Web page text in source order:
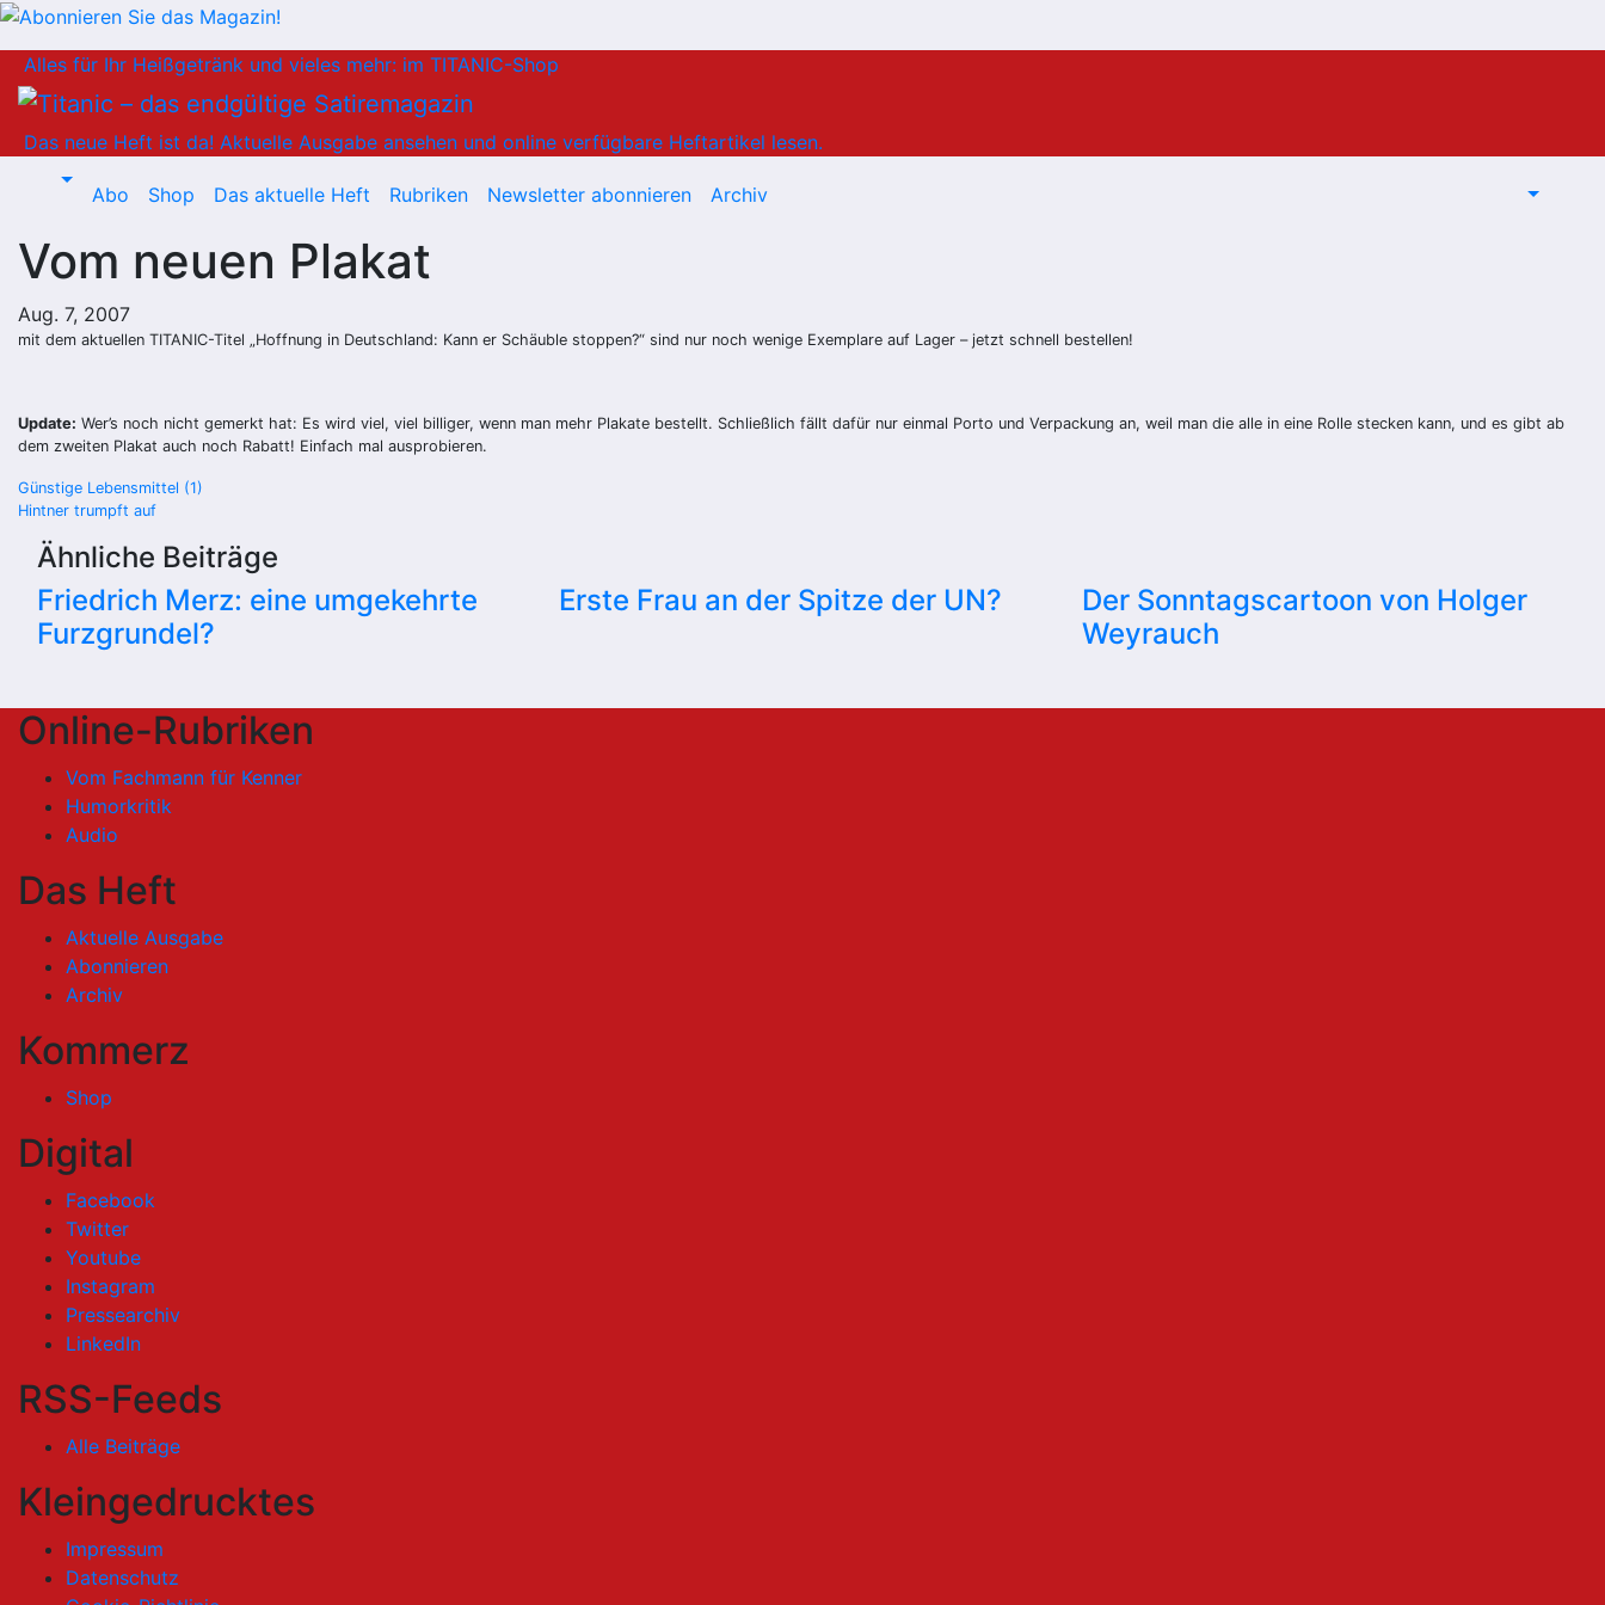
Inhalt
springen
Alles für Ihr Heißgetränk und vieles mehr: im TITANIC-Shop
Das neue Heft ist da! Aktuelle Ausgabe ansehen und online verfügbare Heftartikel lesen.
Abo Shop Das aktuelle Heft Rubriken Newsletter abonnieren Archiv
Vom neuen Plakat
Aug. 7, 2007
mit dem aktuellen TITANIC-Titel „Hoffnung in Deutschland: Kann er Schäuble stoppen?“ sind nur noch wenige Exemplare auf Lager – jetzt schnell bestellen!
Update: Wer’s noch nicht gemerkt hat: Es wird viel, viel billiger, wenn man mehr Plakate bestellt. Schließlich fällt dafür nur einmal Porto und Verpackung an, weil man die alle in eine Rolle stecken kann, und es gibt ab
dem zweiten Plakat auch noch Rabatt! Einfach mal ausprobieren.
Beitragsnavigation
Günstige Lebensmittel (1)
Hintner trumpft auf
Ähnliche Beiträge
Friedrich Merz: eine umgekehrte
Furzgrundel?
Erste Frau an der Spitze der UN?
Der Sonntagscartoon von Holger
Weyrauch
Online-Rubriken
Vom Fachmann für Kenner
Humorkritik
Audio
Das Heft
Aktuelle Ausgabe
Abonnieren
Archiv
Kommerz
Shop
Digital
Facebook
Twitter
Youtube
Instagram
Pressearchiv
LinkedIn
RSS-Feeds
Alle Beiträge
Kleingedrucktes
Impressum
Datenschutz